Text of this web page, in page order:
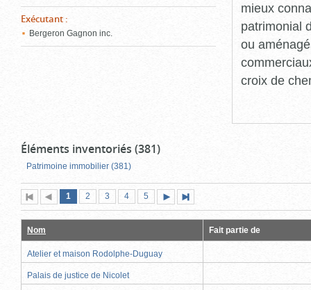
Exécutant :
Bergeron Gagnon inc.
mieux
patrimonial
ou
croix de
Éléments inventoriés (381)
Patrimoine immobilier (381)
Première
page
Page
précédente
Page
1 (page
actuelle)
Page
2 Page
3 Page
4 Page
5
suivante
page
Nom Fait partie de
Atelier et maison Rodolphe-Duguay
Palais de justice de Nicolet